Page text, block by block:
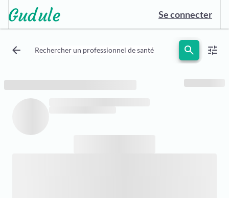
Se connecter
arrow_back Rechercher un professionnel de santé search tune